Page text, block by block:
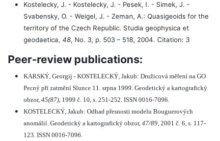
Kostelecky, J. - Kostelecky, J. - Pesek, I. - Simek, J. -
Svabensky, O. - Weigel, J. - Zeman, A.: Quasigeoids for the
territory of the Czech Republic. Studia geophysica et
geodaetica, 48, No. 3, p. 503 – 518, 2004. Citation: 3
Peer-review publications:
KARSKÝ, Georgij - KOSTELECKÝ, Jakub: Družicová měření na GO
Pecný při zatmění Slunce 11. srpna 1999. Geodetický a kartografický
obzor, 45(87), 1999 č. 10, s. 251-252. ISSN 0016-7096.
KOSTELECKÝ, Jakub: Odhad přesnosti modelu Bouguerových
anomálií. Geodetický a kartografický obzor, 47/89, 2001 č. 6, s. 117-
123. ISSN 0016-7096.